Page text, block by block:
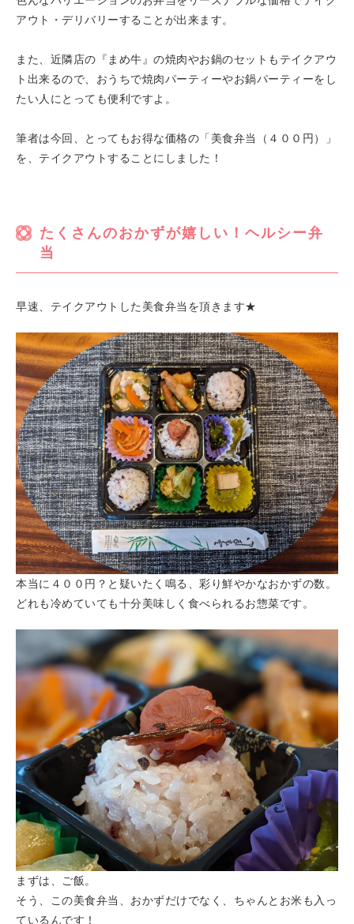
アウト・デリバリーすることが出来ます。
また、近隣店の『まめ牛』の焼肉やお鍋のセットもテイクアウ
ト出来るので、おうちで焼肉パーティーやお鍋パーティーをし
たい人にとっても便利ですよ。
筆者は今回、とってもお得な価格の「美食弁当（４００円）」
を、テイクアウトすることにしました！
たくさんのおかずが嬉しい！ヘルシー弁
当
早速、テイクアウトした美食弁当を頂きます★
本当に４００円？と疑いたく鳴る、彩り鮮やかなおかずの数。
どれも冷めていても十分美味しく食べられるお惣菜です。
まずは、ご飯。
そう、この美食弁当、おかずだけでなく、ちゃんとお米も入っ
ているんです！